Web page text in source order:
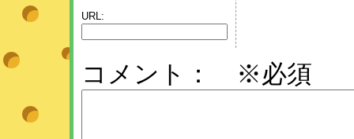
URL:
コメント： ※必須